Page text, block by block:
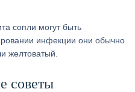
сопли могут быть
инфекции они обычно
желтоватый.
советы